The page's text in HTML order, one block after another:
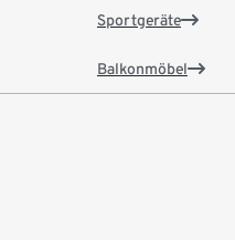
Sportgeräte
Balkonmöbel